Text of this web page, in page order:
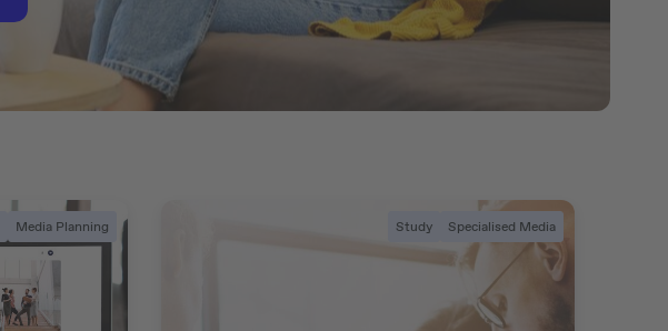
Media Planning Study Specialised Media